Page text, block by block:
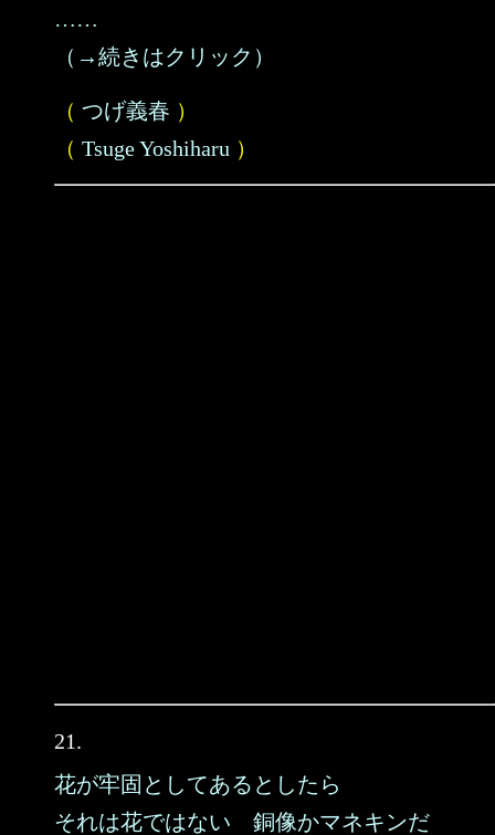
……
（→続きはクリック）
（ つげ義春 ）
（ Tsuge Yoshiharu ）
21.
花が牢固としてあるとしたら
それは花ではない 銅像かマネキンだ